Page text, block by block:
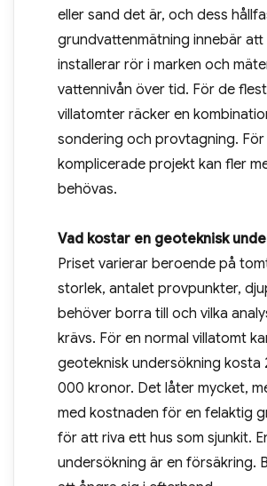
eller sand det är, och dess
grundvattenmätning innebär att
installerar rör i marken och
vattennivån över tid. För de
villatomter räcker en
sondering och provtagning. För
komplicerade projekt kan fler
behövas.
Vad kostar en geoteknisk
Priset varierar beroende på
storlek, antalet provpunkter,
behöver borra till och vilka
krävs. För en normal villatomt
geoteknisk undersökning kosta
000 kronor. Det låter mycket,
med kostnaden för en felaktig
för att riva ett hus som sjunkit.
undersökning är en försäkring.